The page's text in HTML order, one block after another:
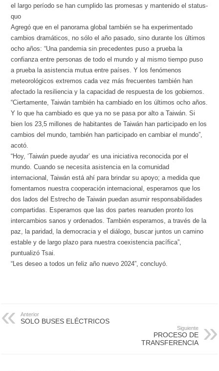
el largo período se han cumplido las promesas y mantenido el status-
quo
Agregó que en el panorama global también se ha experimentado
cambios dramáticos, no sólo el año pasado, sino durante los últimos
ocho años: “Una pandemia sin precedentes puso a prueba la
confianza entre personas de todo el mundo y al mismo tiempo puso
a prueba la asistencia mutua entre países. Y los fenómenos
meteorológicos extremos cada vez más frecuentes también han
afectado la resiliencia y la capacidad de respuesta de los gobiernos.
“Ciertamente, Taiwán también ha cambiado en los últimos ocho años.
Y lo que ha cambiado es que ya no se pasa por alto a Taiwán. Si
bien los 23,5 millones de habitantes de Taiwán han participado en los
cambios del mundo, también han participado en cambiar el mundo”,
acotó.
“Hoy, ‘Taiwán puede ayudar’ es una iniciativa reconocida por el
mundo. Cuando se necesita asistencia en la comunidad
internacional, Taiwán está ahí para brindar su apoyo; a medida que
fomentamos nuestra cooperación internacional, esperamos que los
dos lados del Estrecho de Taiwán puedan asumir responsabilidades
compartidas. Esperamos que las dos partes reanuden pronto los
intercambios sanos y ordenados. También esperamos, a través de la
paz, la paridad, la democracia y el diálogo, buscar juntos un camino
estable y de largo plazo para nuestra coexistencia pacífica”,
puntualizó Tsai.
“Les deseo a todos un feliz año nuevo 2024”, concluyó.
Anterior
SOLO BUSES ELÉCTRICOS
Siguiente
PROCESO DE
TRANSFERENCIA